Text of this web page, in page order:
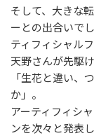
そして、大きな
ーとの出合いで
ティフィシャル
天野さんが先駆
「生花と違い、
か」。
アーティフィシ
ンを次々と発表